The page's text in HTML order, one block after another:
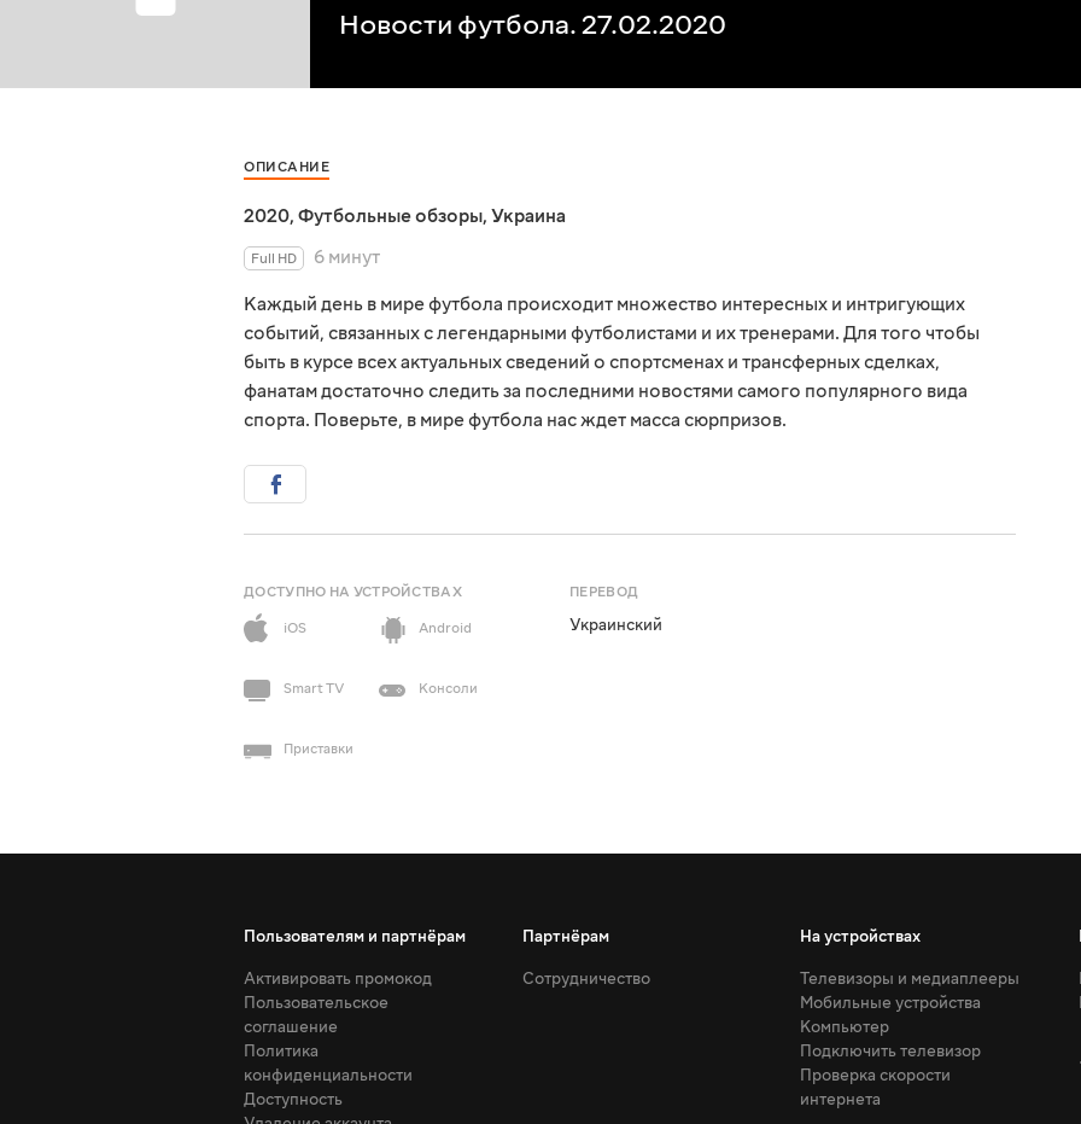
Новости футбола. 27.02.2020
ОПИСАНИЕ
2020, Футбольные обзоры, Украина
Full HD
6 минут
Каждый день в мире футбола происходит множество интересных и интригующих
событий, связанных с легендарными футболистами и их тренерами. Для того чтобы
быть в курсе всех актуальных сведений о спортсменах и трансферных сделках,
фанатам достаточно следить за последними новостями самого популярного вида
спорта. Поверьте, в мире футбола нас ждет масса сюрпризов.
ДОСТУПНО НА УСТРОЙСТВАХ
iOS
Android
Smart TV Консоли
Приставки
ПЕРЕВОД
Украинский
Пользователям и партнёрам
Активировать промокод
Пользовательское
соглашение
Политика
конфиденциальности
Доступность
Партнёрам
Сотрудничество
На устройствах
Телевизоры и медиаплееры
Мобильные устройства
Компьютер
Подключить телевизор
Проверка скорости
интернета